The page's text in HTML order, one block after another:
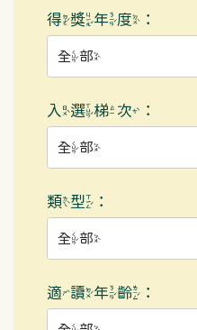
得獎年度：
入選梯次：
類型：
適讀年齡：